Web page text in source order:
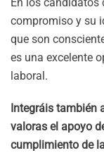
En los candidatos
compromiso y su
que son
es una excelente
laboral.
Integráis también
valoras el apoyo
cumplimiento de